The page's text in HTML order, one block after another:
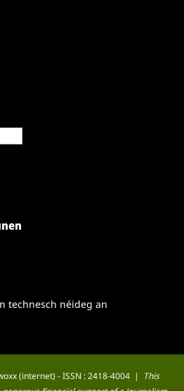
technesch néideg an
(internet) - ISSN : 2418-4004 |
This